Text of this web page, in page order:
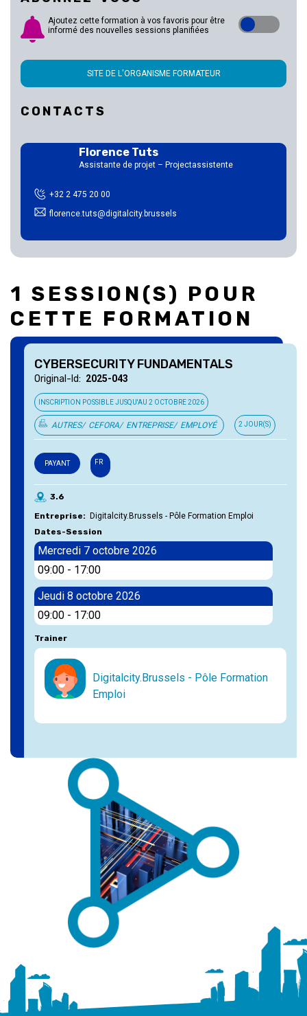
Ajoutez cette formation à vos favoris pour être
informé des nouvelles sessions planifiées
SITE DE L'ORGANISME FORMATEUR
CONTACTS
Florence Tuts
Assistante de projet – Projectassistente
+32 2 475 20 00
florence.tuts@digitalcity.brussels
1 SESSION(S) POUR
CETTE FORMATION
CYBERSECURITY FUNDAMENTALS
Original-Id 2025-043
INSCRIPTION POSSIBLE JUSQU'AU 2 OCTOBRE 2026
AUTRES CEFORA ENTREPRISE EMPLOYÉ 2 JOUR(S)
PAYANT FR
3.6
Entreprise
Digitalcity.Brussels - Pôle Formation Emploi
Dates-Session
Mercredi 7 octobre 2026
09:00 - 17:00
Jeudi 8 octobre 2026
09:00 - 17:00
Trainer
Digitalcity.Brussels - Pôle Formation
Emploi